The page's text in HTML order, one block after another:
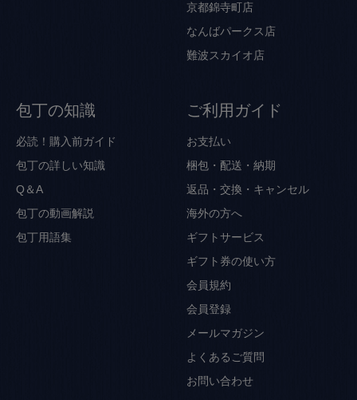
京都錦寺町店
なんばパークス店
難波スカイオ店
包丁の知識
必読！購入前ガイド
包丁の詳しい知識
Q＆A
包丁の動画解説
包丁用語集
ご利用ガイド
お支払い
梱包・配送・納期
返品・交換・キャンセル
海外の方へ
ギフトサービス
ギフト券の使い方
会員規約
会員登録
メールマガジン
よくあるご質問
お問い合わせ